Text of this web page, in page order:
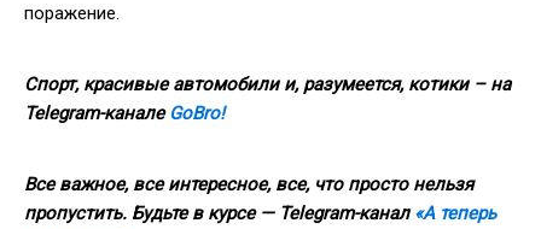
поражение.
Спорт, красивые автомобили и, разумеется, котики – на
Telegram-канале GoBro!
Все важное, все интересное, все, что просто нельзя
пропустить. Будьте в курсе — Telegram-канал «А теперь